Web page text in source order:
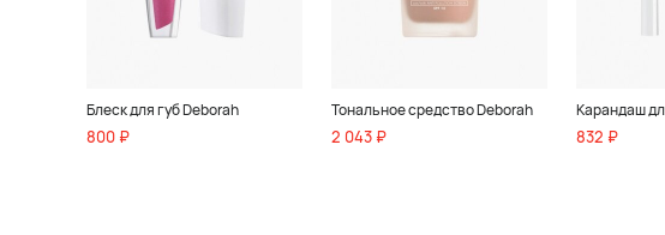
Блеск для губ Deborah
800 ₽
Тональное средство Deborah
2 043 ₽
Карандаш
832 ₽